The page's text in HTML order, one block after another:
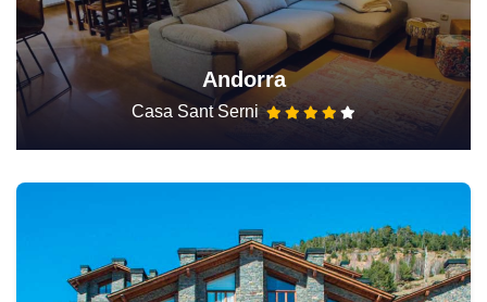
Andorra
Casa Sant Serni